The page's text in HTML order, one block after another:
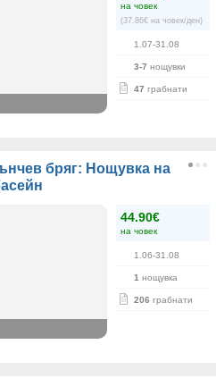
на човек
(37.86€ на човек/ден)
1.07-31.08
3-7 нощувки
47 грабнати
бряг: Нощувка на
44.90€
на човек
1.06-31.08
1 нощувка
206 грабнати